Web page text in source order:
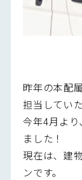
昨年の本配
担当してい
今年4月よ
ました！
現在は、建
ンです。